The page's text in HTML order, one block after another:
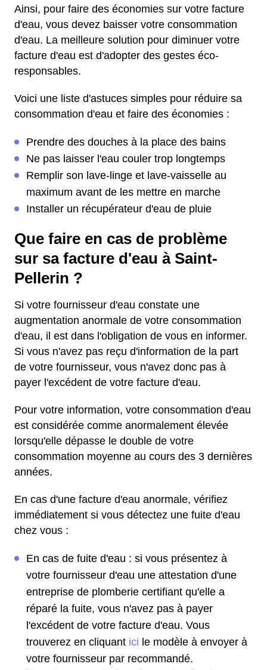
Ainsi, pour faire des économies sur votre facture
d'eau, vous devez baisser votre consommation
d'eau. La meilleure solution pour diminuer votre
facture d'eau est d'adopter des gestes éco-
responsables.
Voici une liste d'astuces simples pour réduire sa
consommation d'eau et faire des économies :
Prendre des douches à la place des bains
Ne pas laisser l'eau couler trop longtemps
Remplir son lave-linge et lave-vaisselle au
maximum avant de les mettre en marche
Installer un récupérateur d'eau de pluie
Que faire en cas de problème
sur sa facture d'eau à Saint-
Pellerin ?
Si votre fournisseur d'eau constate une
augmentation anormale de votre consommation
d'eau, il est dans l'obligation de vous en informer.
Si vous n'avez pas reçu d'information de la part
de votre fournisseur, vous n'avez donc pas à
payer l'excédent de votre facture d'eau.
Pour votre information, votre consommation d'eau
est considérée comme anormalement élevée
lorsqu'elle dépasse le double de votre
consommation moyenne au cours des 3 dernières
années.
En cas d'une facture d'eau anormale, vérifiez
immédiatement si vous détectez une fuite d'eau
chez vous :
En cas de fuite d'eau : si vous présentez à
votre fournisseur d'eau une attestation d'une
entreprise de plomberie certifiant qu'elle a
réparé la fuite, vous n'avez pas à payer
l'excédent de votre facture d'eau. Vous
trouverez en cliquant ici le modèle à envoyer à
votre fournisseur par recommandé.